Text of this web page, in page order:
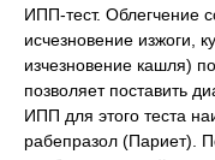
ИПП-тест. Облегчение
исчезновение изжоги,
изчезновение кашля)
позволяет поставить
ИПП для этого теста
рабепразол (Париет).